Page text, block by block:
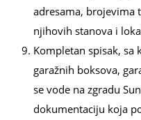
adresama, brojevima
njihovih stanova i
Kompletan spisak, sa
garažnih boksova,
se vode na zgradu
dokumentaciju koja